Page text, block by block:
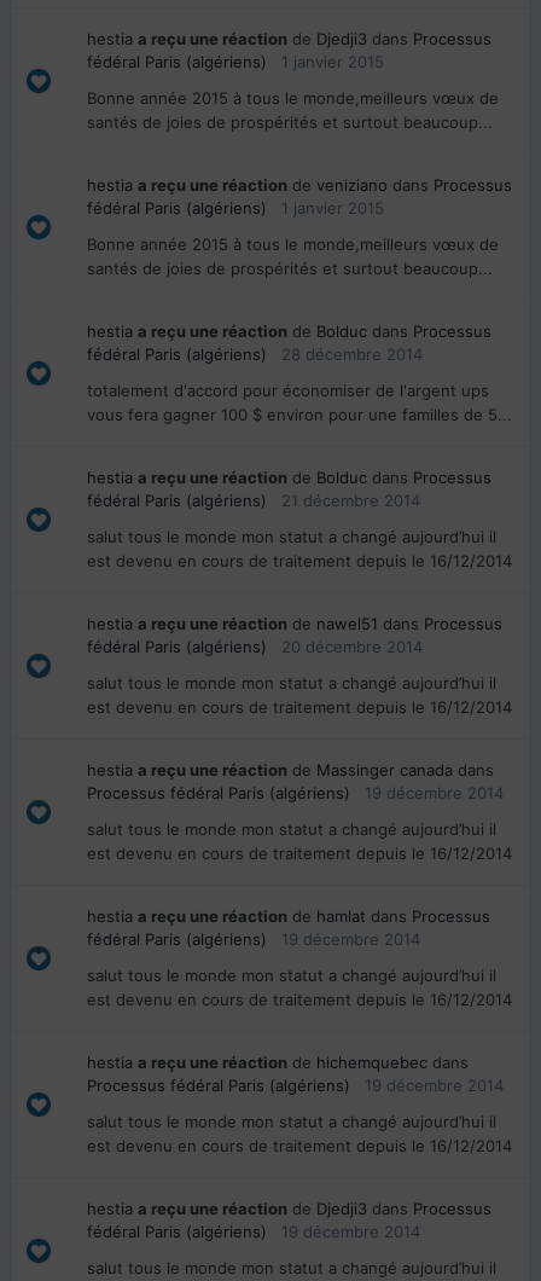
hestia a reçu une réaction de Djedji3 dans Processus
fédéral Paris (algériens)
1 janvier 2015
Bonne année 2015 à tous le monde,meilleurs vœux de
santés de joies de prospérités et surtout beaucoup...
hestia a reçu une réaction de veniziano dans Processus
fédéral Paris (algériens)
1 janvier 2015
Bonne année 2015 à tous le monde,meilleurs vœux de
santés de joies de prospérités et surtout beaucoup...
hestia a reçu une réaction de Bolduc dans Processus
fédéral Paris (algériens)
28 décembre 2014
totalement d'accord pour économiser de l'argent ups
vous fera gagner 100 $ environ pour une familles de 5...
hestia a reçu une réaction de Bolduc dans Processus
fédéral Paris (algériens)
21 décembre 2014
salut tous le monde mon statut a changé aujourd’hui il
est devenu en cours de traitement depuis le 16/12/2014
hestia a reçu une réaction de nawel51 dans Processus
fédéral Paris (algériens)
20 décembre 2014
salut tous le monde mon statut a changé aujourd’hui il
est devenu en cours de traitement depuis le 16/12/2014
hestia a reçu une réaction de Massinger canada dans
Processus fédéral Paris (algériens)
19 décembre 2014
salut tous le monde mon statut a changé aujourd’hui il
est devenu en cours de traitement depuis le 16/12/2014
hestia a reçu une réaction de hamlat dans Processus
fédéral Paris (algériens)
19 décembre 2014
salut tous le monde mon statut a changé aujourd’hui il
est devenu en cours de traitement depuis le 16/12/2014
hestia a reçu une réaction de hichemquebec dans
Processus fédéral Paris (algériens)
19 décembre 2014
salut tous le monde mon statut a changé aujourd’hui il
est devenu en cours de traitement depuis le 16/12/2014
hestia a reçu une réaction de Djedji3 dans Processus
fédéral Paris (algériens)
19 décembre 2014
salut tous le monde mon statut a changé aujourd’hui il